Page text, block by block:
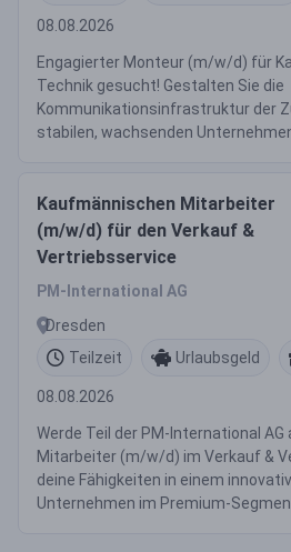
08.08.2026
Engagierter Monteur (m/w/d) für
Technik gesucht! Gestalten Sie die
Kommunikationsinfrastruktur der
stabilen, wachsenden
Kaufmännischen Mitarbeiter
(m/w/d) für den Verkauf &
Vertriebsservice
PM-International AG
Dresden
Teilzeit
Urlaubsgeld
08.08.2026
Werde Teil der PM-International
Mitarbeiter (m/w/d) im Verkauf &
deine Fähigkeiten in einem
Unternehmen im Premium-